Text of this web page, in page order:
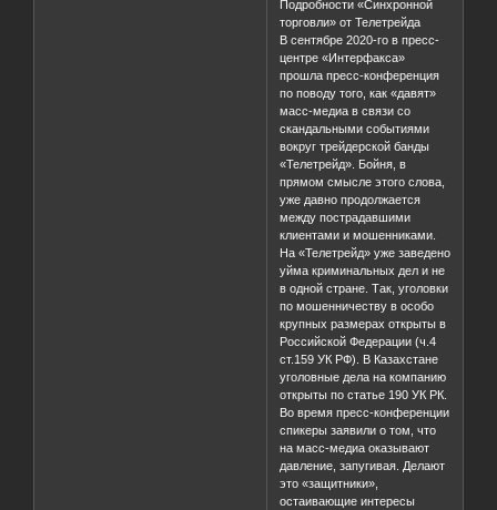
Подробности «Синхронной
торговли» от Телетрейда
В сентябре 2020-го в пресс-
центре «Интерфакса»
прошла пресс-конференция
по поводу того, как «давят»
масс-медиа в связи со
скандальными событиями
вокруг трейдерской банды
«Телетрейд». Бойня, в
прямом смысле этого слова,
уже давно продолжается
между пострадавшими
клиентами и мошенниками.
На «Телетрейд» уже заведено
уйма криминальных дел и не
в одной стране. Так, уголовки
по мошенничеству в особо
крупных размерах открыты в
Российской Федерации (ч.4
ст.159 УК РФ). В Казахстане
уголовные дела на компанию
открыты по статье 190 УК РК.
Во время пресс-конференции
спикеры заявили о том, что
на масс-медиа оказывают
давление, запугивая. Делают
это «защитники»,
остаивающие интересы